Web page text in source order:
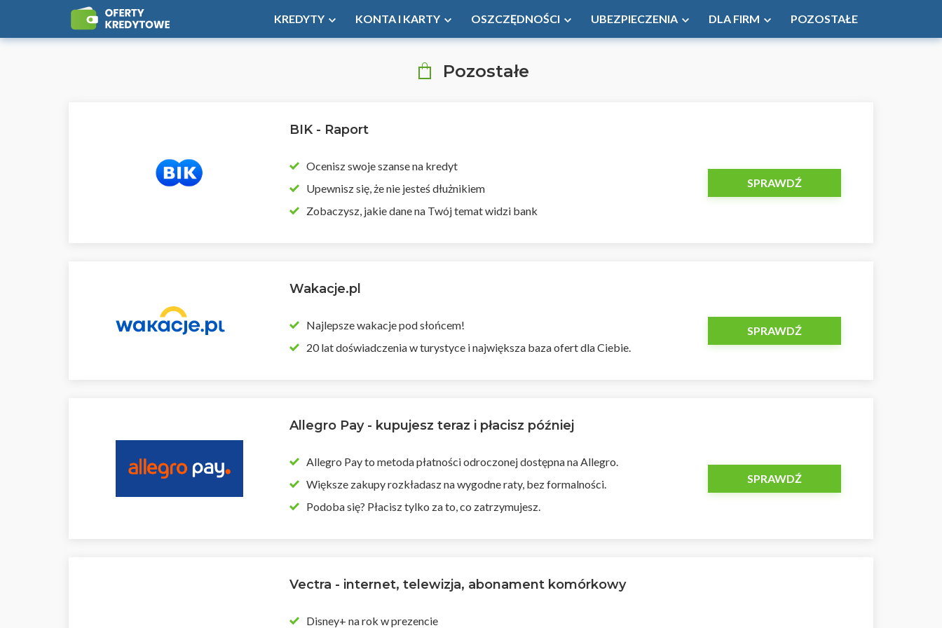
KREDYTY KONTA I KARTY OSZCZĘDNOŚCI UBEZPIECZENIA DLA FIRM POZOSTAŁE
Pozostałe
BIK - Raport
Ocenisz swoje szanse na kredyt
Upewnisz się, że nie jesteś dłużnikiem
Zobaczysz, jakie dane na Twój temat widzi bank
SPRAWDŹ
Wakacje.pl
Najlepsze wakacje pod słońcem!
20 lat doświadczenia w turystyce i największa baza ofert dla Ciebie.
SPRAWDŹ
Allegro Pay - kupujesz teraz i płacisz później
Allegro Pay to metoda płatności odroczonej dostępna na Allegro.
Większe zakupy rozkładasz na wygodne raty, bez formalności.
Podoba się? Płacisz tylko za to, co zatrzymujesz.
SPRAWDŹ
Vectra - internet, telewizja, abonament komórkowy
Disney+ na rok w prezencie